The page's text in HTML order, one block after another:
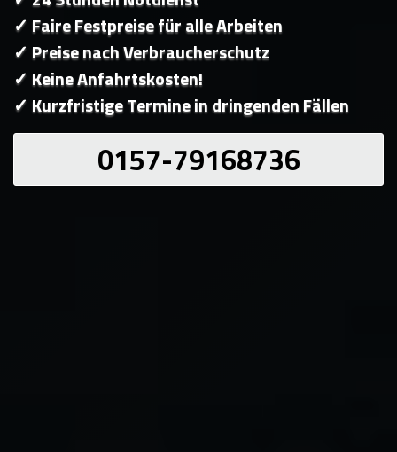
✓ Faire Festpreise für alle Arbeiten
✓ Preise nach Verbraucherschutz
✓ Keine Anfahrtskosten!
✓ Kurzfristige Termine in dringenden Fällen
0157-79168736